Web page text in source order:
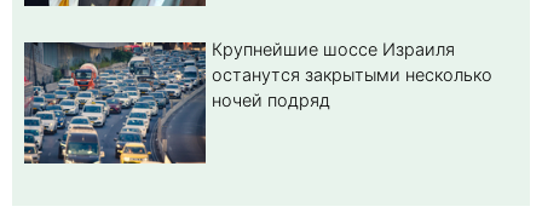
Крупнейшие шоссе Израиля
останутся закрытыми несколько
ночей подряд